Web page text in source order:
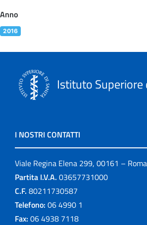
Anno
2016
Istituto Superiore
I NOSTRI CONTATTI
Viale Regina Elena 299, 00161 –
Partita I.V.A. 03657731000
C.F. 80211730587
Telefono: 06 4990 1
Fax: 06 4938 7118